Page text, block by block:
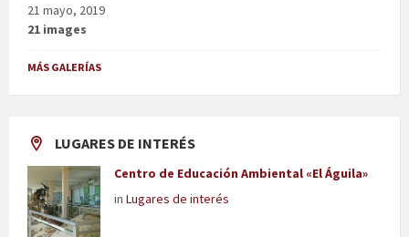
21 mayo, 2019
21 images
MÁS GALERÍAS
LUGARES DE INTERÉS
Centro de Educación Ambiental «El Águila»
in Lugares de interés